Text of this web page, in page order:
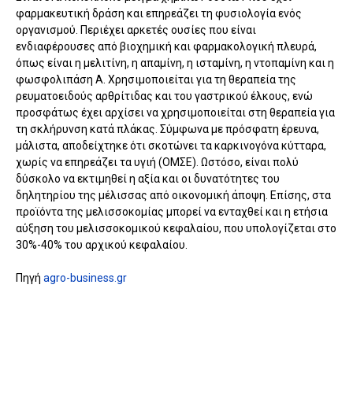
φαρμακευτική δράση και επηρεάζει τη φυσιολογία ενός
οργανισμού. Περιέχει αρκετές ουσίες που είναι
ενδιαφέρουσες από βιοχημική και φαρμακολογική πλευρά,
όπως είναι η μελιτίνη, η απαμίνη, η ισταμίνη, η ντοπαμίνη και η
φωσφολιπάση Α. Χρησιμοποιείται για τη θεραπεία της
ρευματοειδούς αρθρίτιδας και του γαστρικού έλκους, ενώ
προσφάτως έχει αρχίσει να χρησιμοποιείται στη θεραπεία για
τη σκλήρυνση κατά πλάκας. Σύμφωνα με πρόσφατη έρευνα,
μάλιστα, αποδείχτηκε ότι σκοτώνει τα καρκινογόνα κύτταρα,
χωρίς να επηρεάζει τα υγιή (ΟΜΣΕ). Ωστόσο, είναι πολύ
δύσκολο να εκτιμηθεί η αξία και οι δυνατότητες του
δηλητηρίου της μέλισσας από οικονομική άποψη. Επίσης, στα
προϊόντα της μελισσοκομίας μπορεί να ενταχθεί και η ετήσια
αύξηση του μελισσοκομικού κεφαλαίου, που υπολογίζεται στο
30%-40% του αρχικού κεφαλαίου.
Πηγή agro-business.gr